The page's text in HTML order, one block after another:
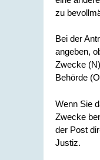
zu
Bei der
angeben,
Zwecke
Behörde
Wenn Sie
Zwecke
der Post
Justiz.